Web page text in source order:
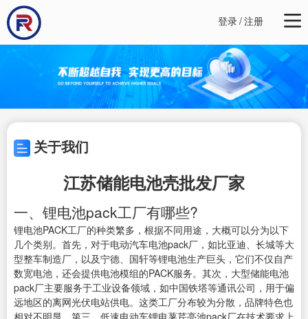
登录/注册
关于我们
江苏储能电池壳批发厂家
一、锂电池pack工厂有哪些?
锂电池PACK工厂的种类繁多，根据不同用途，大概可以分为以下
几个类别。首先，对于电动汽车电池pack厂，如比亚迪、长城等大
型整车制造厂，以及宁德、国轩等锂电池生产巨头，它们不仅自产
数宽电池，还会提供电池模组的PACK服务。其次，大型储能电池
pack厂主要服务于工业设备领域，如中国铁塔等通讯公司，用于偏
远地区的离网光伏电站供电。这类工厂分布较为分散，品牌特色也